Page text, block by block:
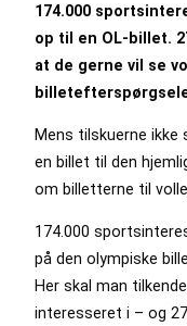
174.000
op til en OL-billet.
at de gerne vil se
Mens tilskuerne
en billet til den
om billetterne til
174.000
på den olympiske
Her skal man
interesseret i – og